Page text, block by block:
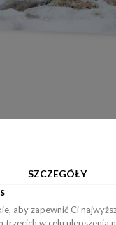
SZCZEGÓŁY
aby zapewnić Ci